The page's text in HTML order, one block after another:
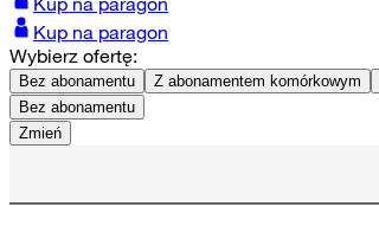
Kup na paragon
Wybierz ofertę:
Bez abonamentu Z abonamentem komórkowym
Bez abonamentu
Zmień